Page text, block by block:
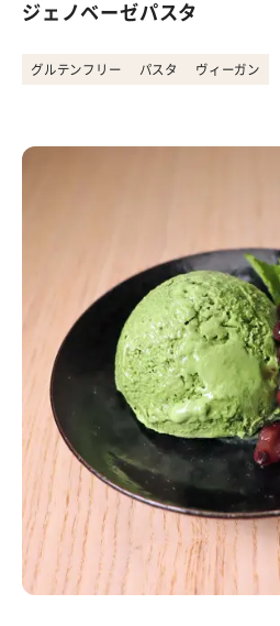
ジェノベーゼパスタ
グルテンフリー パスタ ヴィーガン